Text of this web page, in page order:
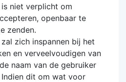
is niet verplicht om
openbaar te
zenden.
zich inspannen bij het
en verveelvoudigen van
naam van de gebruiker
dit om wat voor